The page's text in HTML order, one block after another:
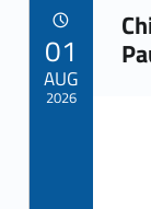
Link identifier archive #link-archive-34433
01
AUG
2026